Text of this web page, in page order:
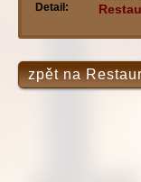
Detail:
zpět na